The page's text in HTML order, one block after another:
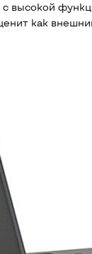
с высокой
как